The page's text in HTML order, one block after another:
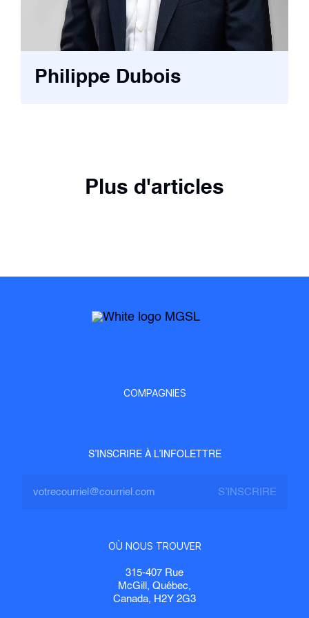
Philippe Dubois
Plus d'articles
COMPAGNIES
S’INSCRIRE À L’INFOLETTRE
OÙ NOUS TROUVER
315-407 Rue
McGill, Québec,
Canada, H2Y 2G3